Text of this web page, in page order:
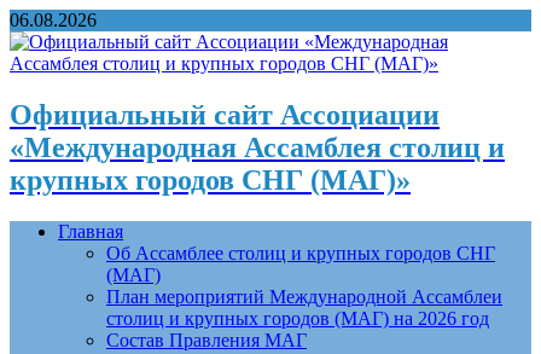
06.08.2026
Официальный сайт Ассоциации
«Международная Ассамблея столиц и
крупных городов СНГ (МАГ)»
Главная
Об Ассамблее столиц и крупных городов СНГ
(МАГ)
План мероприятий Международной Ассамблеи
столиц и крупных городов (МАГ) на 2026 год
Состав Правления МАГ